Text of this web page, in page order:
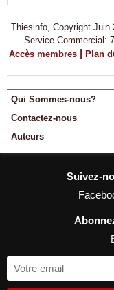
Thiesinfo, Copyright Juin
Service Commercial:
Accès membres | Plan
Qui Sommes-nous?
Contactez-nous
Auteurs
Suivez-